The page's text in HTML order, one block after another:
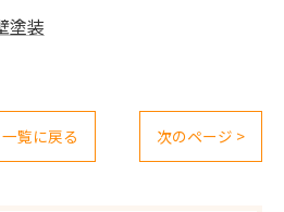
塗装
一覧に戻る 次のページ >